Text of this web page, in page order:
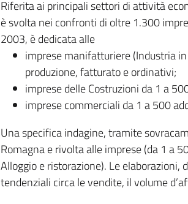
Riferita ai principali settori di attività
è svolta nei confronti di oltre 1.300
2003, è dedicata alle
imprese manifatturiere (Industria
produzione, fatturato e ordinativi;
imprese delle Costruzioni da 1 a
imprese commerciali da 1 a 500
Una specifica indagine, tramite
Romagna e rivolta alle imprese (da 1 a
Alloggio e ristorazione). Le
tendenziali circa le vendite, il volume